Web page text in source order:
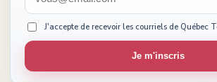
J'accepte de recevoir les courriels de Québec
Je m'inscris